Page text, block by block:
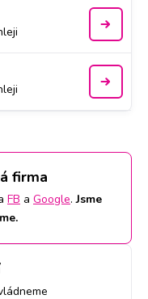
firma
FB a Google.Jsme